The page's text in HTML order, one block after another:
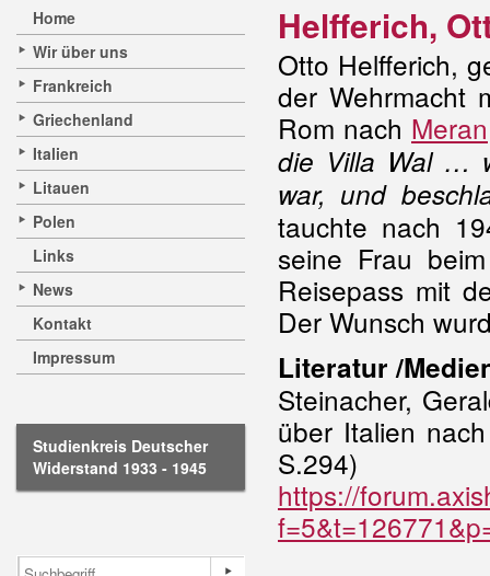
Home
Wir über uns
Frankreich
Griechenland
Italien
Litauen
Polen
Links
News
Kontakt
Impressum
Studienkreis Deutscher
Widerstand 1933 - 1945
Helfferich,
Otto Helfferich,
der Wehrmacht
Rom nach Meran
die Villa Wal …
war, und
tauchte nach
seine Frau
Reisepass mit
Der Wunsch
Literatur /
Steinacher,
über Italien
S.294)
https://